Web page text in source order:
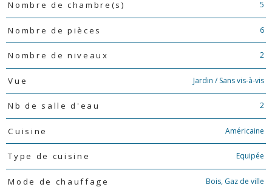
Nombre de chambre(s) 5
Nombre de pièces 6
Nombre de niveaux 2
Vue Jardin / Sans vis-à-vis
Nb de salle d'eau 2
Cuisine Américaine
Type de cuisine Equipée
Mode de chauffage Bois, Gaz de ville